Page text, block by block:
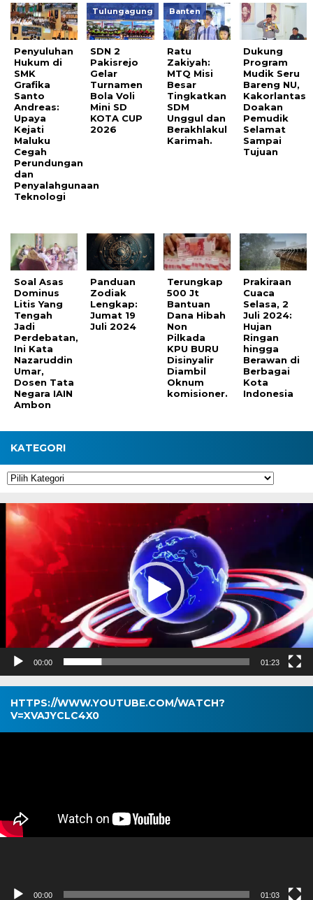
Penyuluhan
Hukum di
SMK
Grafika
Santo
Andreas:
Upaya
Kejati
Maluku
Cegah
Perundungan
dan
Penyalahgunaan
Teknologi
Tulungagung
SDN 2
Pakisrejo
Gelar
Turnamen
Bola Voli
Mini SD
KOTA CUP
2026
Banten
Ratu
Zakiyah:
MTQ Misi
Besar
Tingkatkan
SDM
Unggul dan
Berakhlakul
Karimah.
Dukung
Program
Mudik Seru
Bareng NU,
Kakorlantas
Doakan
Pemudik
Selamat
Sampai
Tujuan
Soal Asas
Dominus
Litis Yang
Tengah
Jadi
Perdebatan,
Ini Kata
Nazaruddin
Umar,
Dosen Tata
Negara IAIN
Ambon
Panduan
Zodiak
Lengkap:
Jumat 19
Juli 2024
Terungkap
500 Jt
Bantuan
Dana Hibah
Non
Pilkada
KPU BURU
Disinyalir
Diambil
Oknum
komisioner.
Prakiraan
Cuaca
Selasa, 2
Juli 2024:
Hujan
Ringan
hingga
Berawan di
Berbagai
Kota
Indonesia
KATEGORI
Kategori
Pemutar
Video
00:00 01:23
HTTPS://WWW.YOUTUBE.COM/WATCH?
V=XVAJYCLC4X0
Pemutar
00:00 01:03